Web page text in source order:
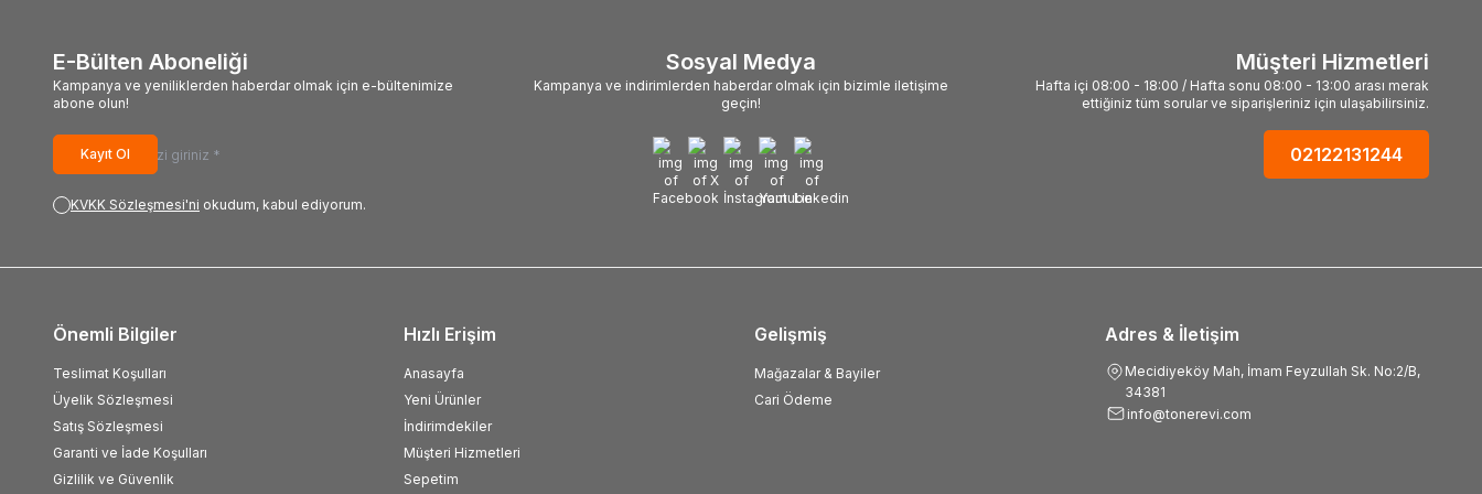
E-Bülten Aboneliği
Kampanya ve yeniliklerden haberdar olmak için e-bültenimize
abone olun!
Kayıt Ol
KVKK Sözleşmesi'ni okudum, kabul ediyorum.
Sosyal Medya
Kampanya ve indirimlerden haberdar olmak için bizimle iletişime
geçin!
Müşteri Hizmetleri
Hafta içi 08:00 - 18:00 / Hafta sonu 08:00 - 13:00 arası merak
ettiğiniz tüm sorular ve siparişleriniz için ulaşabilirsiniz.
02122131244
Adres & İletişim
Mecidiyeköy Mah, İmam Feyzullah Sk. No:2/B,
34381
info@tonerevi.com
Önemli Bilgiler
Teslimat Koşulları
Üyelik Sözleşmesi
Satış Sözleşmesi
Garanti ve İade Koşulları
Gizlilik ve Güvenlik
Hızlı Erişim
Anasayfa
Yeni Ürünler
İndirimdekiler
Müşteri Hizmetleri
Sepetim
Gelişmiş
Mağazalar & Bayiler
Cari Ödeme